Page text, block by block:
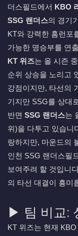
더스필드에서 KBO
SSG 랜더스의 경기
KT와 강력한 홈런포
가능한 명승부를 연
KT 위즈는 올 시즌
순위 상승을 노리고
강점이지만, 타선의
기지만 SSG를 상대
반면 SSG 랜더스는
위)을 다투고 있습니
랑하지만, 마운드의
인천 SSG 랜더스필
보여주려 할 것입니
의 타선 대결이 흥미
▶ 팀 비교:
KT 위즈는 현재